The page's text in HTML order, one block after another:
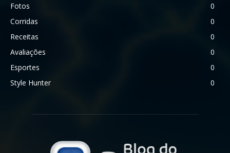
Fotos
0
Corridas
0
Receitas
0
Avaliações
0
Esportes
0
Style Hunter
0